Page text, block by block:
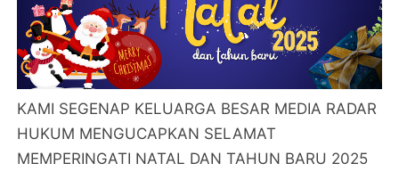
KAMI SEGENAP KELUARGA BESAR MEDIA RADAR
HUKUM MENGUCAPKAN SELAMAT
MEMPERINGATI NATAL DAN TAHUN BARU 2025